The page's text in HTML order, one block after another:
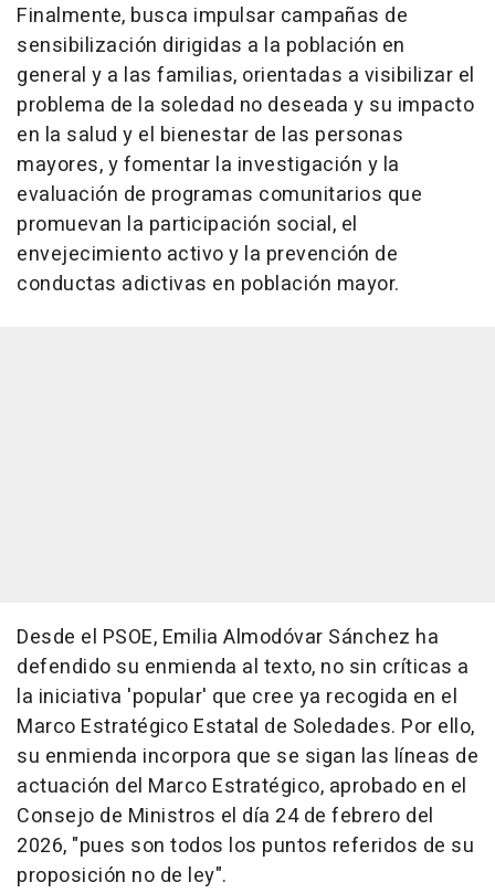
Finalmente, busca impulsar campañas de
sensibilización dirigidas a la población en
general y a las familias, orientadas a visibilizar el
problema de la soledad no deseada y su impacto
en la salud y el bienestar de las personas
mayores, y fomentar la investigación y la
evaluación de programas comunitarios que
promuevan la participación social, el
envejecimiento activo y la prevención de
conductas adictivas en población mayor.
Desde el PSOE, Emilia Almodóvar Sánchez ha
defendido su enmienda al texto, no sin críticas a
la iniciativa 'popular' que cree ya recogida en el
Marco Estratégico Estatal de Soledades. Por ello,
su enmienda incorpora que se sigan las líneas de
actuación del Marco Estratégico, aprobado en el
Consejo de Ministros el día 24 de febrero del
2026, "pues son todos los puntos referidos de su
proposición no de ley".